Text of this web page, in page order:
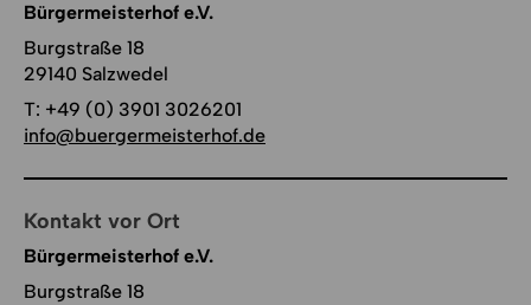
Bürgermeisterhof e.V.
Burgstraße 18
29140 Salzwedel
T: +49 (0) 3901 3026201
info@buergermeisterhof.de
Kontakt vor Ort
Bürgermeisterhof e.V.
Burgstraße 18